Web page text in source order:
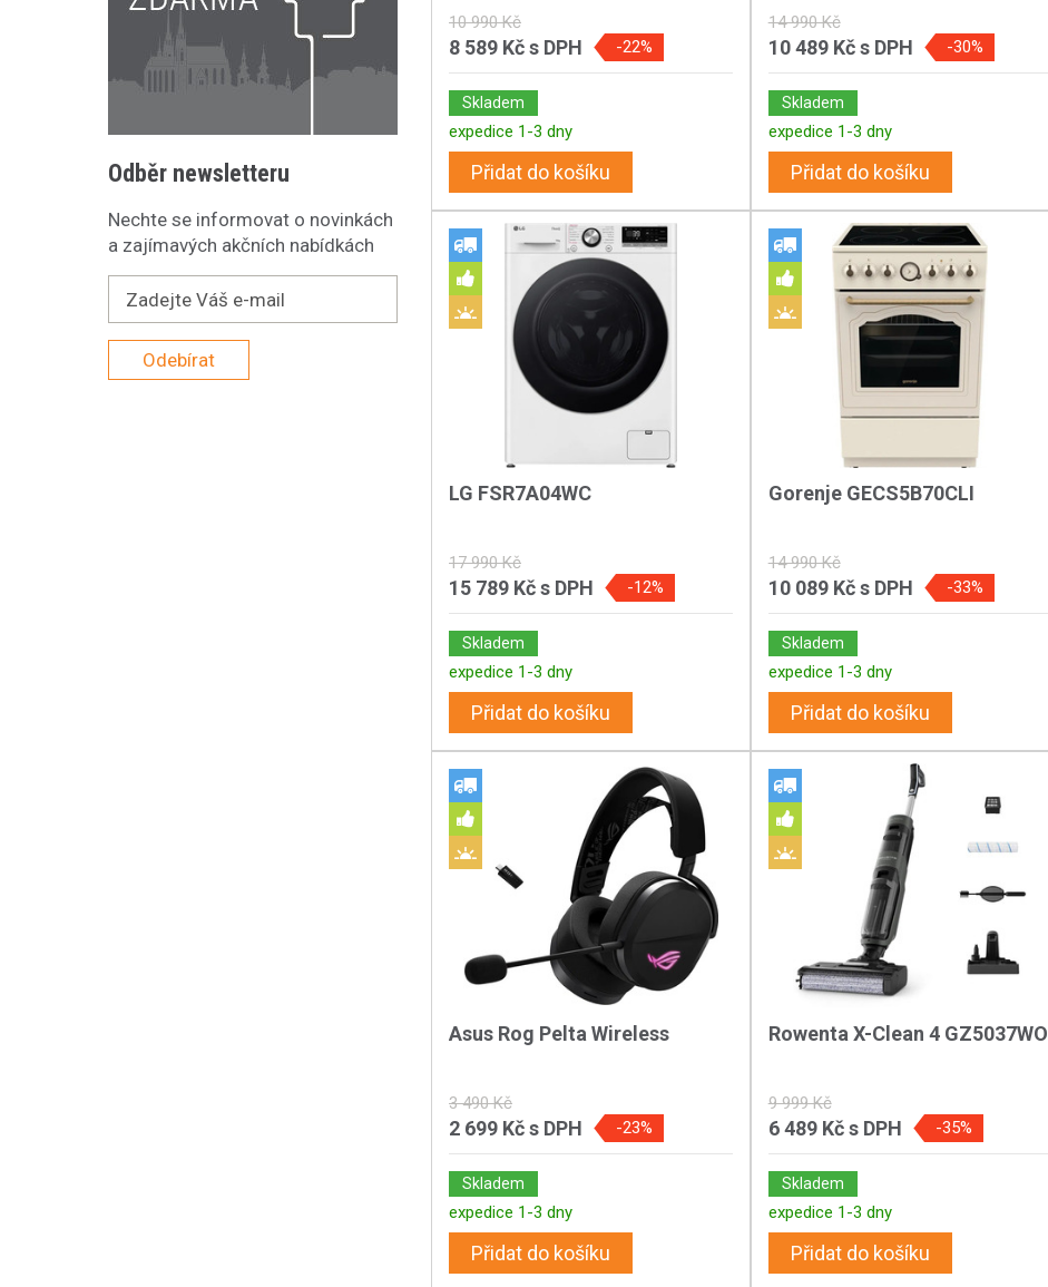
Odběr newsletteru
Nechte se informovat o novinkách
a zajímavých akčních nabídkách
Odebírat
10 990 Kč
8 589 Kčs DPH -22%
Skladem
expedice 1-3 dny
Přidat do košíku
14 990 Kč
10 489 Kčs DPH -30%
Skladem
expedice 1-3 dny
Přidat do košíku
LG FSR7A04WC
17 990 Kč
15 789 Kčs DPH -12%
Skladem
expedice 1-3 dny
Přidat do košíku
Gorenje GECS5B70CLI
14 990 Kč
10 089 Kčs DPH -33%
Skladem
expedice 1-3 dny
Přidat do košíku
Asus Rog Pelta Wireless
3 490 Kč
2 699 Kčs DPH -23%
Skladem
expedice 1-3 dny
Přidat do košíku
Rowenta X-Clean 4 GZ5037WO
9 999 Kč
6 489 Kčs DPH -35%
Skladem
expedice 1-3 dny
Přidat do košíku